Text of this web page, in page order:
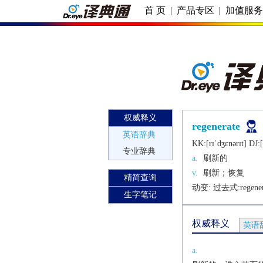
首 页 | 产品专区 | 加值服
权威释义
英语辞典
专业辞典
精简查询
生字笔记
regenerate
KK:[rɪˈdʒɛnǝrɪt]
a.
刷新的
v.
刷新；恢复
动变: 过去式:
权威释义 英语
a.